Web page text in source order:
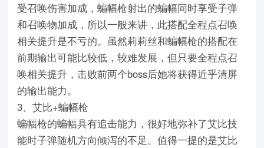
受召唤伤害加成，蝙幅枪射出的蝙幅同时享受子弹
和召唤物加成，所以一般来讲，此搭配全程点召唤
相关提升是不亏的。虽然莉莉丝和蝙幅枪的搭配在
前期输出可能比较低，较难发展，但只要全程点召
唤相关提升，击败前两个boss后她将获得近乎清屏
的输出能力。
3、艾比+蝙幅枪
蝙幅枪的蝙幅具有追击能力，很好地弥补了艾比技
能时子弹随机方向倾泻的不足。值得一提的是艾比